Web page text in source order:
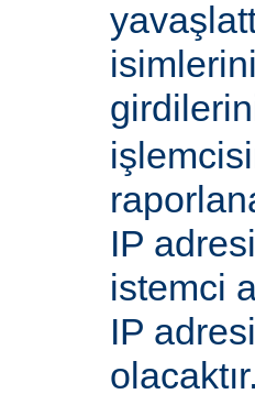
IP
istemci
IP
olacaktır.